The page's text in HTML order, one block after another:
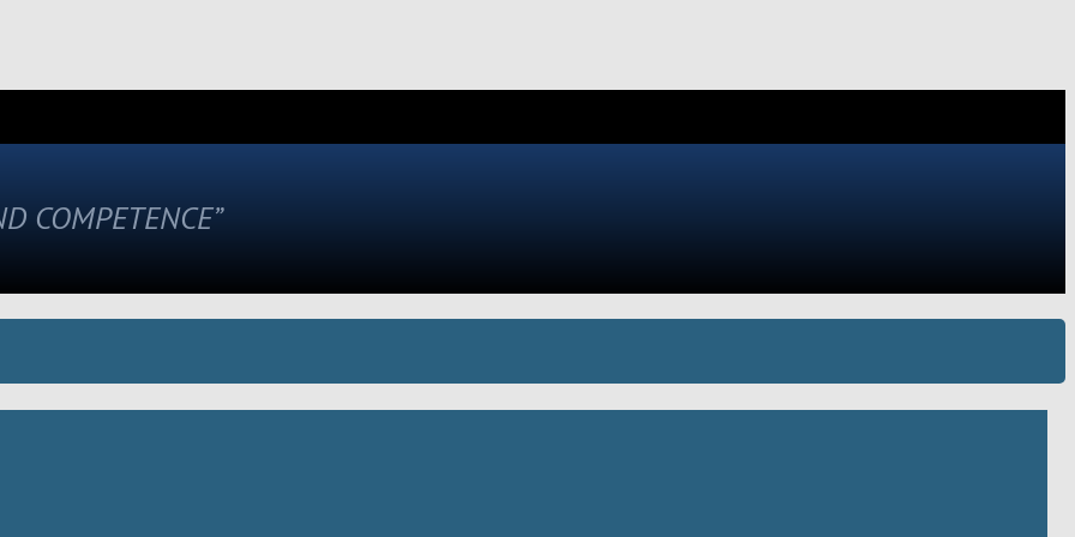
COMPETENCE”